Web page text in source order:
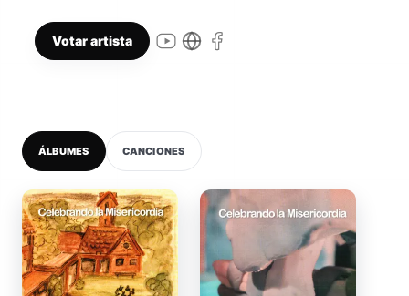
Votar artista
ÁLBUMES CANCIONES